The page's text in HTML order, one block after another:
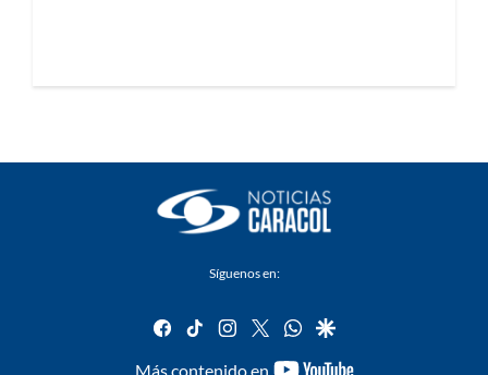
Síguenos en:
facebook
tiktok instagram
twitterwhatsapp
google
Más contenido en
youtube-